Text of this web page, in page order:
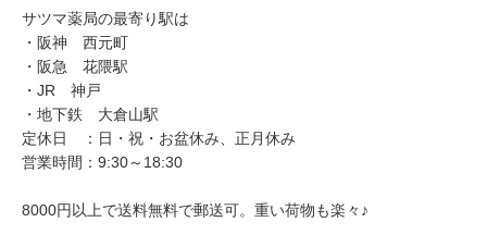
サツマ薬局の最寄り駅は
・阪神 西元町
・阪急 花隈駅
・JR 神戸
・地下鉄 大倉山駅
定休日 ：日・祝・お盆休み、正月休み
営業時間：9:30～18:30
8000円以上で送料無料で郵送可。重い荷物も楽々♪